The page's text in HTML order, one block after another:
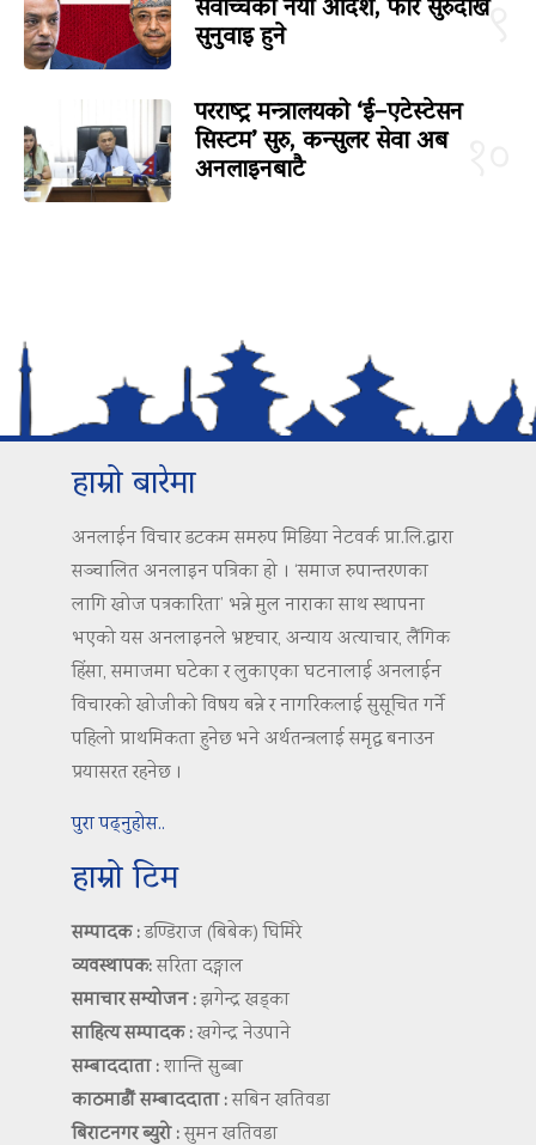
९
सर्वोच्चको नयाँ आदेश, फेरि सुरुदेखि
सुनुवाइ हुने
परराष्ट्र मन्त्रालयको ‘ई–एटेस्टेसन
सिस्टम’ सुरु, कन्सुलर सेवा अब
अनलाइनबाटै
हाम्रो बारेमा
अनलाईन विचार डटकम समरुप मिडिया नेटवर्क प्रा.लि.द्वारा
सञ्चालित अनलाइन पत्रिका हो । ‘समाज रुपान्तरणका
लागि खोज पत्रकारिता’ भन्ने मुल नाराका साथ स्थापना
भएको यस अनलाइनले भ्रष्टचार, अन्याय अत्याचार, लैंगिक
हिंसा, समाजमा घटेका र लुकाएका घटनालाई अनलाईन
विचारको खोजीको विषय बन्ने र नागरिकलाई सुसूचित गर्ने
पहिलो प्राथमिकता हुनेछ भने अर्थतन्त्रलाई समृद्ध बनाउन
प्रयासरत रहनेछ ।
पुरा पढ्नुहोस..
हाम्रो टिम
सम्पादक :डण्डिराज (बिबेक) घिमिरे
व्यवस्थापक:सरिता दङ्गाल
समाचार सम्योजन :झगेन्द्र खड्का
साहित्य सम्पादक :खगेन्द्र नेउपाने
सम्बाददाता :शान्ति सुब्बा
काठमाडौं सम्बाददाता :सबिन खतिवडा
बिराटनगर ब्युरो :सुमन खतिवडा